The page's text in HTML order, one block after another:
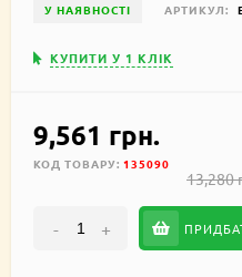
У НАЯВНОСТІ АРТИКУЛ:
КУПИТИ У 1 КЛIК
9,561 грн.
КОД ТОВАРУ: 135090
13,280
- +